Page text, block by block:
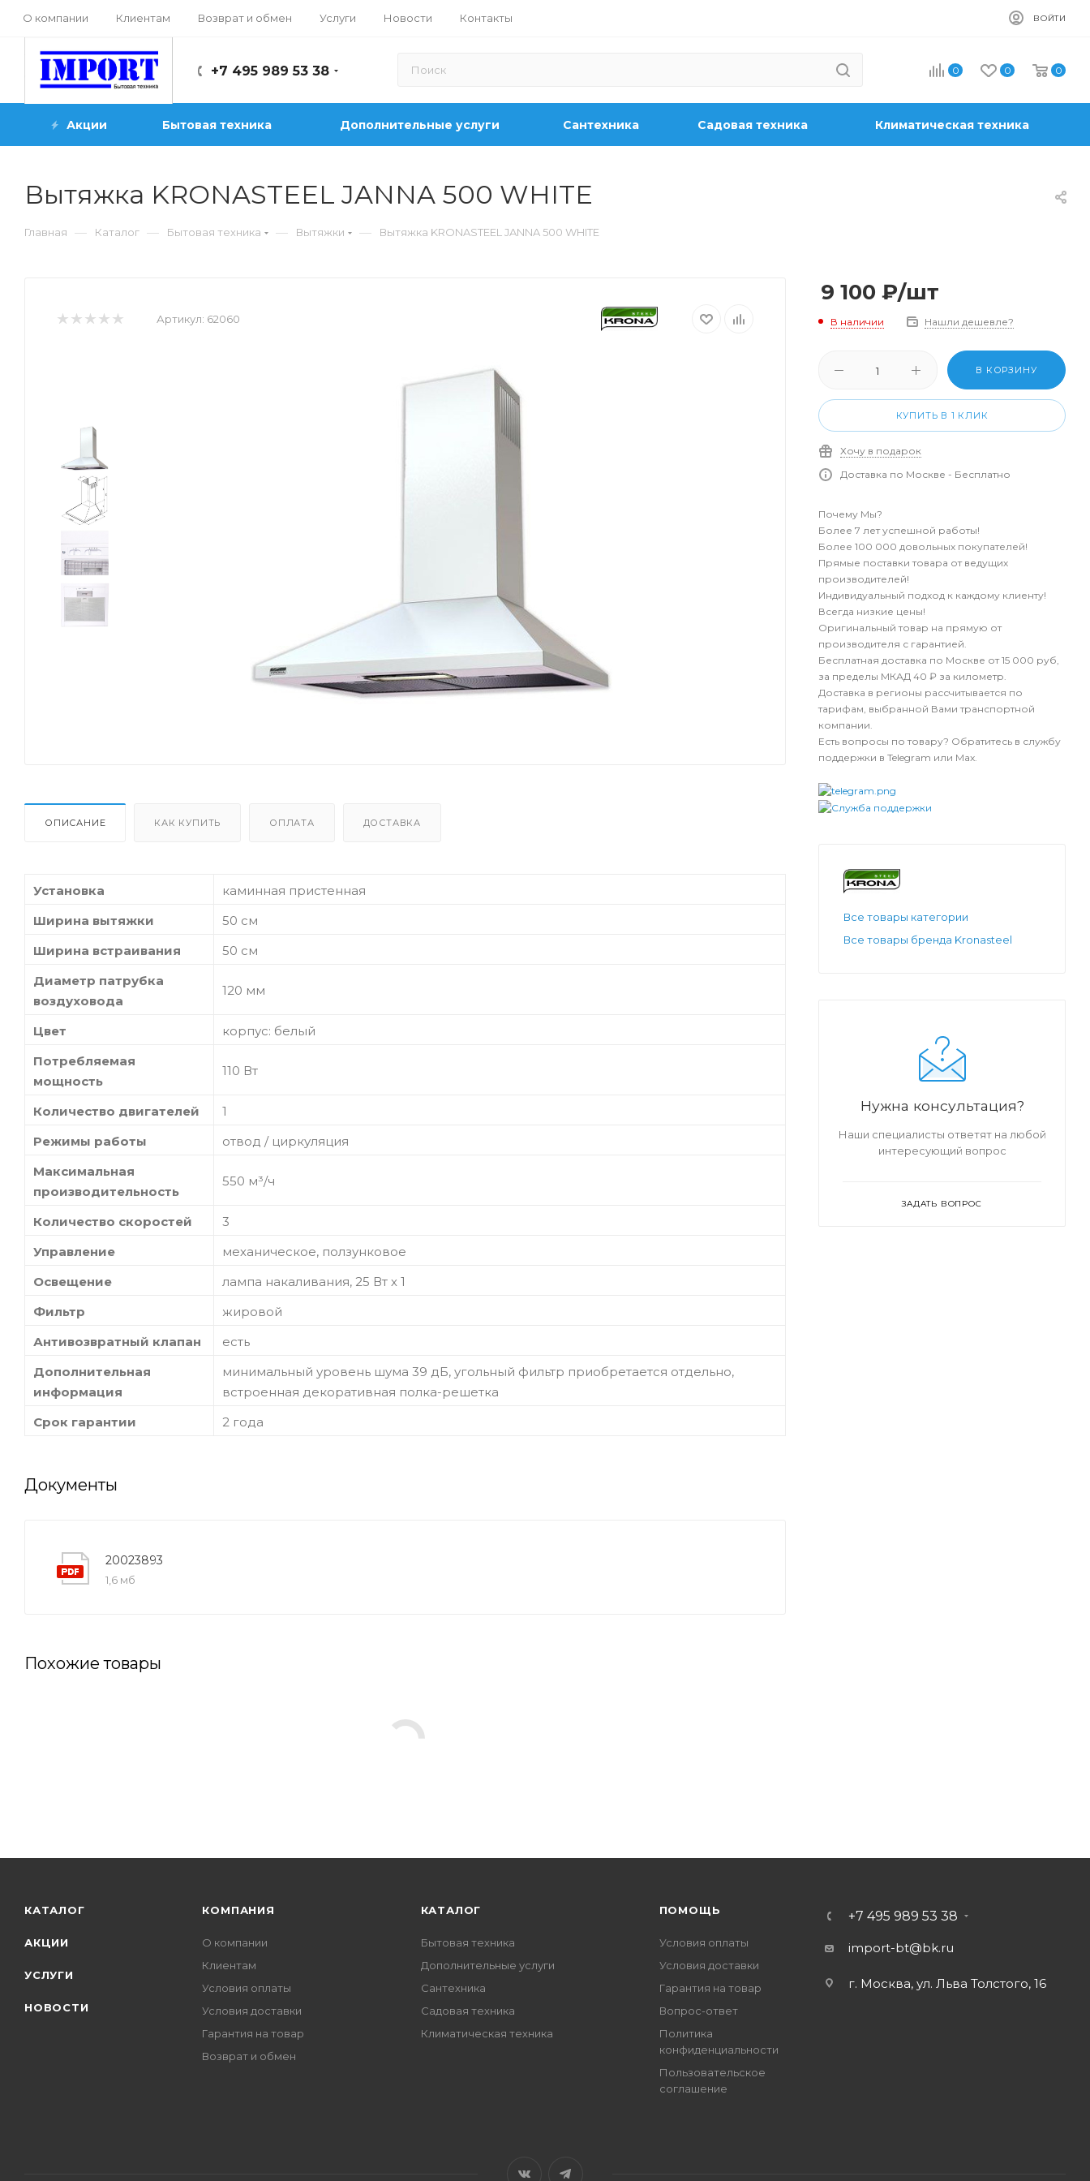
О компании Клиентам Возврат и обмен Услуги Новости Контакты ВОЙТИ
+7 495 989 53 38 0 0 0
Акции Бытовая техника Дополнительные услуги Сантехника Садовая техника Климатическая техника
Вытяжка KRONASTEEL JANNA 500 WHITE
Главная — Каталог — Бытовая техника — Вытяжки — Вытяжка KRONASTEEL JANNA 500 WHITE
Артикул: 62060
ОПИСАНИЕ КАК КУПИТЬ ОПЛАТА ДОСТАВКА
Установка
каминная пристенная
Ширина вытяжки
50 см
Ширина встраивания
50 см
Диаметр патрубка
воздуховода
120 мм
Цвет
корпус: белый
Потребляемая
мощность
110 Вт
Количество двигателей
1
Режимы работы
отвод / циркуляция
Максимальная
производительность
550 м³/ч
Количество скоростей
3
Управление
механическое, ползунковое
Освещение
лампа накаливания, 25 Вт х 1
Фильтр
жировой
Антивозвратный клапан
есть
Дополнительная
информация
минимальный уровень шума 39 дБ, угольный фильтр приобретается отдельно,
встроенная декоративная полка-решетка
Срок гарантии
2 года
Документы
20023893
1,6 мб
Похожие товары
9 100 ₽/шт
В наличии Нашли дешевле?
В КОРЗИНУ
КУПИТЬ В 1 КЛИК
Хочу в подарок
Доставка по Москве - Бесплатно
Почему Мы?
Более 7 лет успешной работы!
Более 100 000 довольных покупателей!
Прямые поставки товара от ведущих
производителей!
Индивидуальный подход к каждому клиенту!
Всегда низкие цены!
Оригинальный товар на прямую от
производителя с гарантией.
Бесплатная доставка по Москве от 15 000 руб,
за пределы МКАД 40 ₽ за километр.
Доставка в регионы рассчитывается по
тарифам, выбранной Вами транспортной
компании.
Есть вопросы по товару? Обратитесь в службу
поддержки в Telegram или Max.
Все товары категории
Все товары бренда Kronasteel
Нужна консультация?
Наши специалисты ответят на любой
интересующий вопрос
ЗАДАТЬ ВОПРОС
КАТАЛОГ
АКЦИИ
УСЛУГИ
НОВОСТИ
КОМПАНИЯ
О компании
Клиентам
Условия оплаты
Условия доставки
Гарантия на товар
Возврат и обмен
КАТАЛОГ
Бытовая техника
Дополнительные услуги
Сантехника
Садовая техника
Климатическая техника
ПОМОЩЬ
Условия оплаты
Условия доставки
Гарантия на товар
Вопрос-ответ
Политика
конфиденциальности
Пользовательское
соглашение
+7 495 989 53 38
import-bt@bk.ru
г. Москва, ул. Льва Толстого, 16